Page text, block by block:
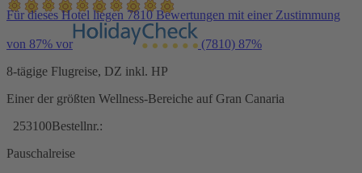
Für dieses Hotel liegen 7810 Bewertungen mit einer Zustimmung
von 87% vor (7810) 87%
8-tägige Flugreise, DZ inkl. HP
Einer der größten Wellness-Bereiche auf Gran Canaria
253100Bestellnr.:
Pauschalreise